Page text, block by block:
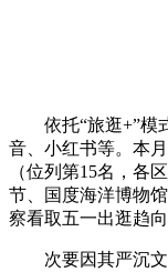
依托“旅逛+”模式
音、小红书等。本
（位列第15名，各
节、国度海洋博物
察看取五一出逛趋向
次要因其严沉文